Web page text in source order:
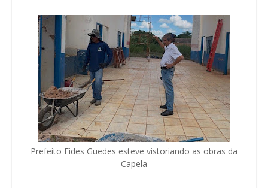
Prefeito Eides Guedes esteve vistoriando as obras da
Capela